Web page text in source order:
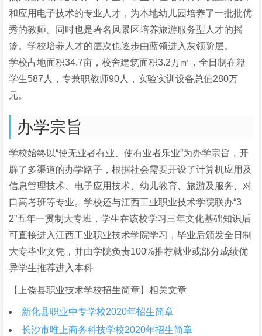
和应用电子技术的专业人才，为本地幼儿园培养了一批批优
秀的教师。同时也是著名风景区培养旅游服务型人才的摇
篮。学校培养人才的层次也逐步由蓝领进入灰领阶层。
学校占地面积34.7亩，校舍建筑面积3.2万㎡，全日制在籍
学生587人，专兼职教师90人，实验实训设备总值280万
元。
办学宗旨
学校始终以“使无业者有业、使有业者乐业”为办学宗旨，开
辟了多渠道的办学路子，根据社会需要开设了计算机应用及
信息管理技术、电子应用技术、幼儿教育、旅游及服务、对
口高考班等专业。学校还与江西工业职业技术学院联办“3
2”五年一贯制大专班，学生在该校学习三年文化基础知识后
可直接进入江西工业职业技术学院学习，毕业后颁发全日制
大专毕业文凭，并由学院负责100%推荐就业或部分成绩优
异学生推荐进入本科
【上饶县职业技术学校招生简章】相关文章
新化县职业中专学校2020年招生简章
长沙市唯上商务科技学校2020年招生简章